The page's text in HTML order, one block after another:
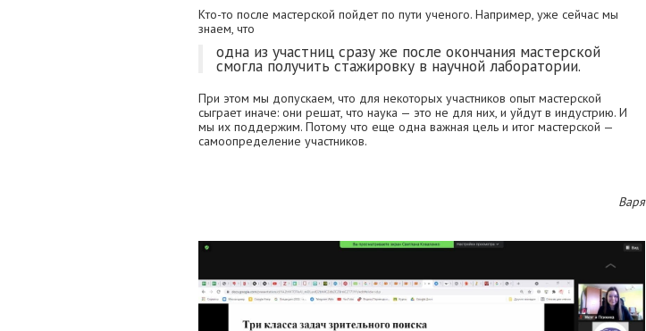
Кто-то после мастерской пойдет по пути ученого. Например, уже сейчас мы
знаем, что
одна из участниц сразу же после окончания мастерской
смогла получить стажировку в научной лаборатории.
При этом мы допускаем, что для некоторых участников опыт мастерской
сыграет иначе: они решат, что наука — это не для них, и уйдут в индустрию. И
мы их поддержим. Потому что еще одна важная цель и итог мастерской —
самоопределение участников.
Варя